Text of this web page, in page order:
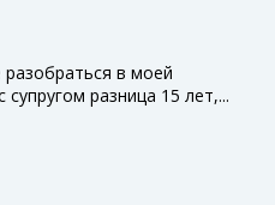
в моей
разница 15 лет,...